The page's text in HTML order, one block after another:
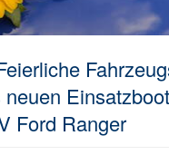
neuen
Ford Ranger